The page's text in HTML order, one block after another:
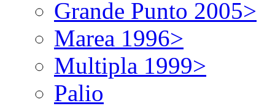
Grande Punto 2005>
Marea 1996>
Multipla 1999>
Palio